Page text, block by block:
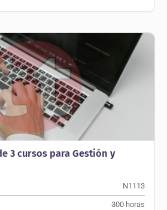
3 cursos para Gestión y
N1113
300 horas